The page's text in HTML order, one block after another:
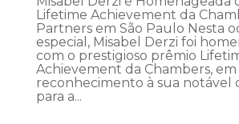
Lifetime Achievement da
Partners em São Paulo Nesta
especial, Misabel Derzi foi
com o prestigioso prêmio
Achievement da Chambers, em
reconhecimento à sua notável
para a...